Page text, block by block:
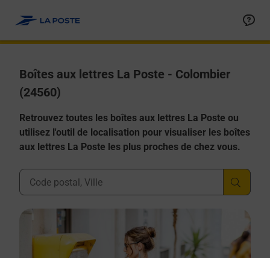
Boîtes aux lettres La Poste - Colombier
(24560)
Retrouvez toutes les boîtes aux lettres La Poste ou
utilisez l'outil de localisation pour visualiser les boîtes
aux lettres La Poste les plus proches de chez vous.
Ville, Département, Code Postal